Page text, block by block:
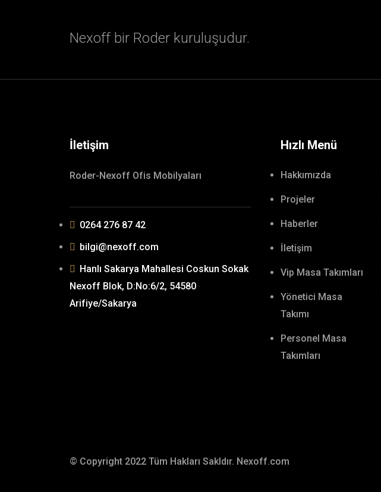
Nexoff bir Roder kuruluşudur.
İletişim
Roder-Nexoff Ofis Mobilyaları
0264 276 87 42
bilgi@nexoff.com
Hanlı Sakarya Mahallesi Coskun Sokak
Nexoff Blok, D:No:6/2, 54580
Arifiye/Sakarya
Hızlı Menü
Hakkımızda
Projeler
Haberler
İletişim
Vip Masa Takımları
Yönetici Masa
Takımı
Personel Masa
Takımları
© Copyright 2022 Tüm Hakları Sakldır. Nexoff.com